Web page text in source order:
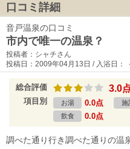
口コミ詳細
音戸温泉の口コミ
市内で唯一の温泉？
投稿者：シャチさん
投稿日：2009年04月13日 / 入浴日
総合評価 3.0
項目別 お湯 0.0点 施
飲食 0.0点
調べた通り行き調べた通りの温